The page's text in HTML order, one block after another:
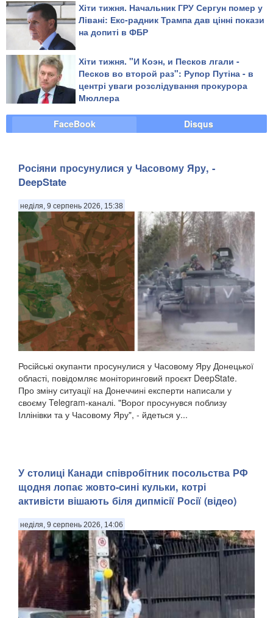
Хіти тижня. Начальник ГРУ Сергун помер у
Лівані: Екс-радник Трампа дав цінні покази
на допиті в ФБР
Хіти тижня. "И Коэн, и Песков лгали -
Песков во второй раз": Рупор Путіна - в
центрі уваги розслідування прокурора
Мюллера
FaceBook Disqus
Росіяни просунулися у Часовому Яру, -
DeepState
неділя, 9 серпень 2026, 15:38
Російські окупанти просунулися у Часовому Яру Донецької
області, повідомляє моніторинговий проєкт DeepState.
Про зміну ситуації на Донеччині експерти написали у
своєму Telegram-каналі. "Ворог просунувся поблизу
Іллінівки та у Часовому Яру", - йдеться у...
У столиці Канади співробітник посольства РФ
щодня лопає жовто-сині кульки, котрі
активісти вішають біля дипмісії Росії (відео)
неділя, 9 серпень 2026, 14:06